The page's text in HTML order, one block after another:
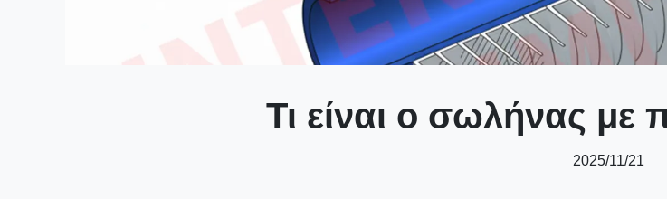
Τι είναι ο σωλήνας με
2025/11/21